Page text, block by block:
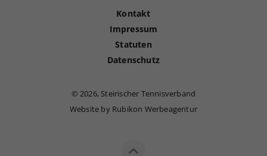
Kontakt
Impressum
Statuten
Datenschutz
©2026, Steirischer Tennisverband
Website by Rubikon Werbeagentur